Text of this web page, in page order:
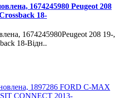
1674245980 Peugeot 208
18-
1674245980Peugeot 208 19-,
18-Відн..